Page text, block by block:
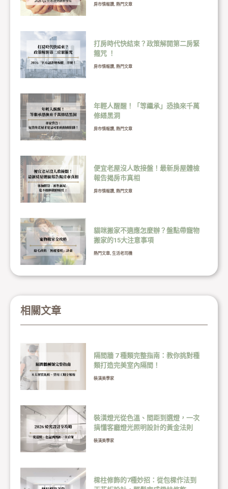
房市情報讚, 熱門文章
打房時代快結束？政策解開第二房緊
箍咒 ！
房市情報讚, 熱門文章
年輕人醒醒！「等繼承」恐換來千萬
修繕黑洞
房市情報讚, 熱門文章
便宜老屋沒人敢接盤！最新房屋體檢
報告揭房市真相
房市情報讚, 熱門文章
貓咪搬家不適應怎麼辦？盤點帶寵物
搬家的15大注意事項
熱門文章, 生活老司機
相關文章
隔間牆 7 種類完整指南：教你挑對種
類打造完美室內隔間！
裝潢美學家
裝潢燈光從色溫、間距到選燈，一次
搞懂客廳燈光照明設計的黃金法則
裝潢美學家
樑柱修飾的7種妙招：從包樑作法到